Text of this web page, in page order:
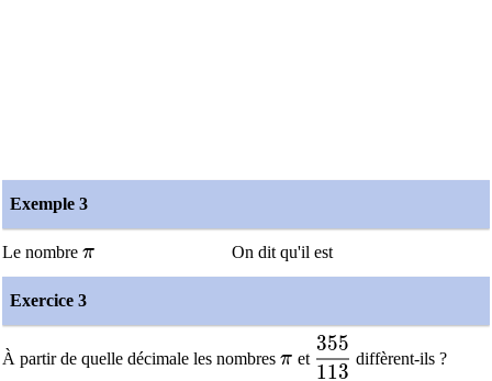
Exemple 3
Le nombre \pi
π On dit qu'il est
Exercice 3
À partir de quelle décimale les nombres \pi
π et \dfrac{355}{113}
113
355
diffèrent-ils ?